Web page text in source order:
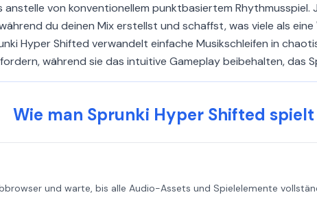
von konventionellem punktbasiertem
du deinen Mix erstellst und schaffst, was viele als
Hyper Shifted verwandelt einfache Musikschleifen in
während sie das intuitive Gameplay beibehalten, das
Wie man Sprunki Hyper Shifted spielt
und warte, bis alle Audio-Assets und Spielelemente